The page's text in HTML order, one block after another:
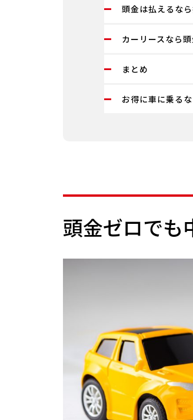
頭金は払えるな
カーリースなら
まとめ
お得に車に乗る
頭金ゼロでも